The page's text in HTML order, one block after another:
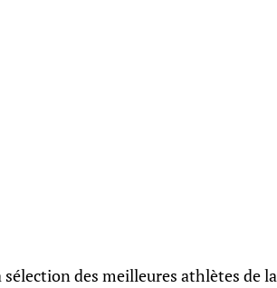
des meilleures athlètes de la